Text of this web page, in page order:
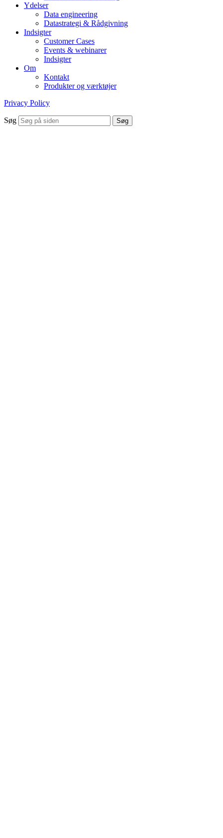
Ydelser
Data engineering
Datastrategi & Rådgivning
Indsigter
Customer Cases
Events & webinarer
Indsigter
Om
Kontakt
Produkter og værktøjer
Privacy Policy
Søg Søg